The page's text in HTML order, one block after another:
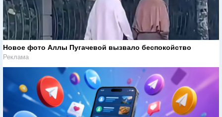
Новое фото Аллы Пугачевой вызвало беспокойство
Реклама